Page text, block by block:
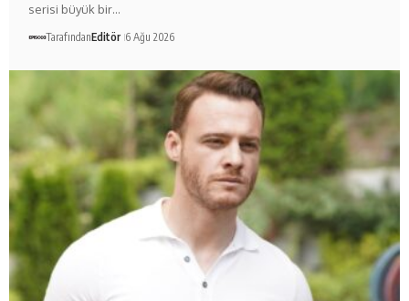
serisi büyük bir…
TarafındanEditör 6 Ağu 2026